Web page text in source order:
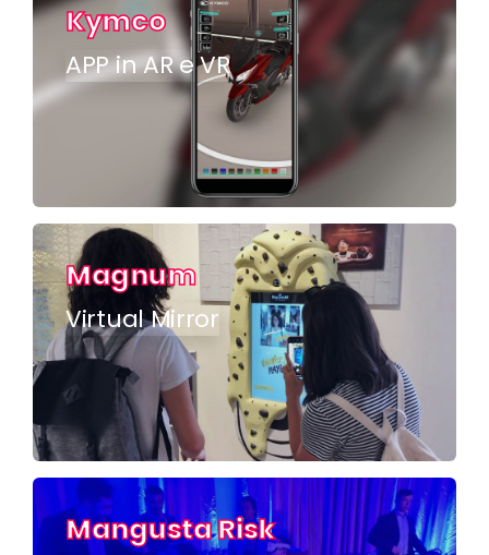
Kymco
APP in AR e VR
Magnum
Virtual Mirror
Mangusta Risk